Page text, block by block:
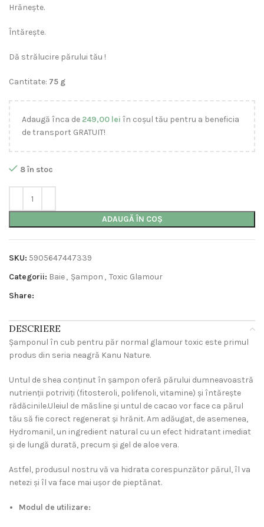
Hrănește.
Întărește.
Dă strălucire părului tău !
Cantitate: 75 g
Adaugă înca de 249,00 lei în coșul tău pentru a beneficia
de transport GRATUIT!
8 în stoc
ADAUGĂ ÎN COȘ
SKU: 5905647447339
Categorii: Baie, Șampon , Toxic Glamour
Share:
DESCRIERE
Șamponul în cub pentru păr normal glamour toxic este primul
produs din seria neagră Kanu Nature.
Untul de shea conținut în șampon oferă părului dumneavoastră
nutrienții potriviți (fitosteroli, polifenoli, vitamine) și întărește
rădăcinile.Uleiul de măsline și untul de cacao vor face ca părul
tău să fie corect regenerat și hrănit. Am adăugat, de asemenea,
Hydromanil, un ingredient natural cu un efect hidratant imediat
și de lungă durată, precum și gel de aloe vera.
Astfel, produsul nostru vă va hidrata corespunzător părul, îl va
netezi și îl va face mai ușor de pieptănat.
Modul de utilizare: